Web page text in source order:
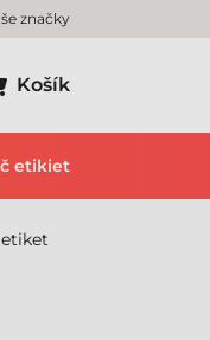
značky
Košík
etikiet